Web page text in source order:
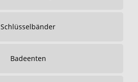
Schlüsselbänder
Badeenten